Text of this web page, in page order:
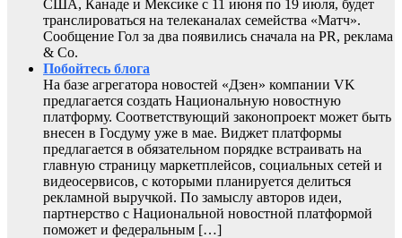
США, Канаде и Мексике с 11 июня по 19 июля, будет
транслироваться на телеканалах семейства «Матч».
Сообщение Гол за два появились сначала на PR, реклама
& Co.
Побойтесь блога
На базе агрегатора новостей «Дзен» компании VK
предлагается создать Национальную новостную
платформу. Соответствующий законопроект может быть
внесен в Госдуму уже в мае. Виджет платформы
предлагается в обязательном порядке встраивать на
главную страницу маркетплейсов, социальных сетей и
видеосервисов, с которыми планируется делиться
рекламной выручкой. По замыслу авторов идеи,
партнерство с Национальной новостной платформой
поможет и федеральным […]